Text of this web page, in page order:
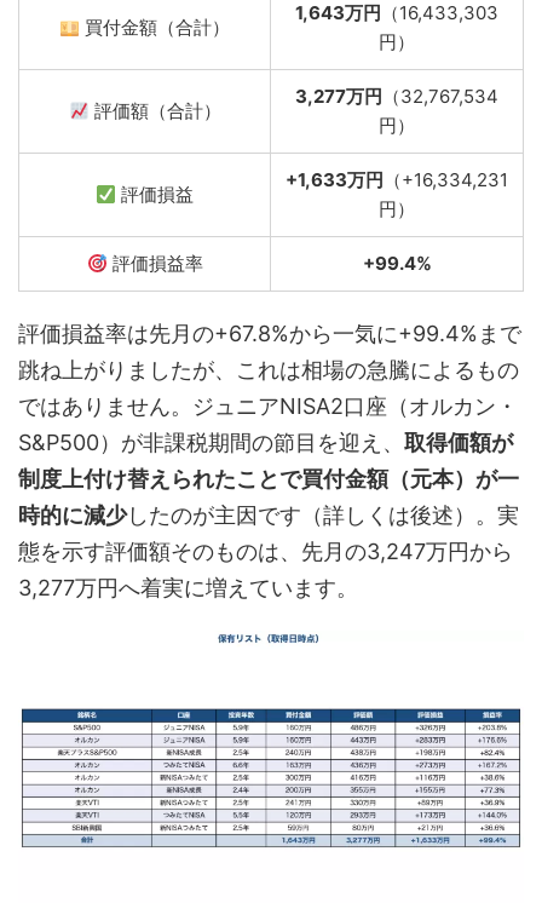
買付金額（合計）
1,643万円 （16,433,303
円）
評価額（合計）
3,277万円 （32,767,534
円）
評価損益
+1,633万円 （+16,334,231
円）
評価損益率 +99.4%
評価損益率は先月の+67.8%から一気に+99.4%まで
跳ね上がりましたが、これは相場の急騰によるもの
ではありません。ジュニアNISA2口座（オルカン・
S&P500）が非課税期間の節目を迎え、 取得価額が
制度上付け替えられたことで買付金額（元本）が一
時的に減少したのが主因です（詳しくは後述）。実
態を示す評価額そのものは、先月の3,247万円から
3,277万円へ着実に増えています。